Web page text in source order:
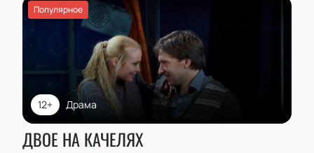
Популярное
Драма
12+
ДВОЕ НА КАЧЕЛЯХ